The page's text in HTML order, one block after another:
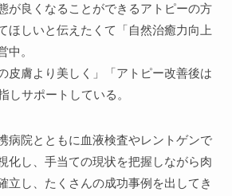
が良くなることができるアトピーの方
ほしいと伝えたくて「自然治癒力向上
中。
皮膚より美しく」「アトピー改善後は
しサポートしている。
病院とともに血液検査やレントゲンで
化し、手当ての現状を把握しながら肉
立し、たくさんの成功事例を出してき